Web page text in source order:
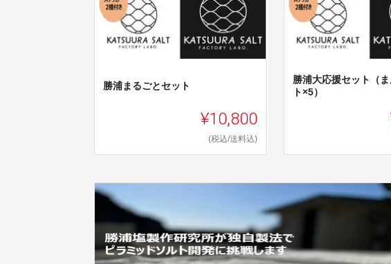
勝浦まるごとセット
¥10,800
(税込/送料込)
勝浦大応援セット（
ト×5）